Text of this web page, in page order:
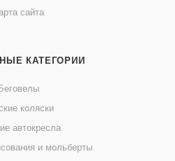
сайта
КАТЕГОРИИ
Беговелы
коляски
автокресла
и мольберты